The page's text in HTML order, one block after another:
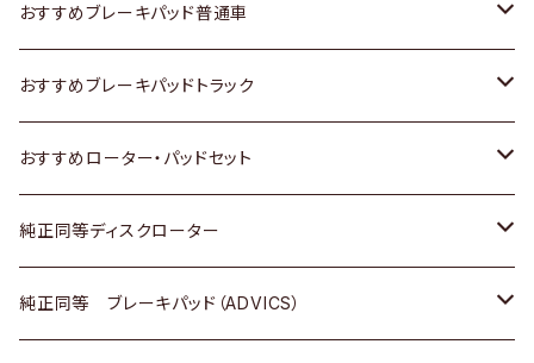
日産
いすゞ
ダイハツ
マツダ
三菱
スズキ
日産
いすゞ
ダイハツ
マツダ
スズキ
日産
いすゞ
ダイハツ
三菱
トヨタ
ホンダ
スズキ
日産
ダイハツ
おすすめブレーキパッド普通車
トヨタ
ホンダ
スズキ
日産
おすすめブレーキパッドトラック
トヨタ
日産
いすゞ
おすすめローター・パッドセット
トヨタ
ホンダ
純正同等ディスクローター
トヨタ
純正同等 ブレーキパッド（ADVICS）